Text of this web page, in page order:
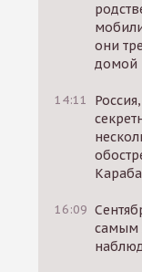
они
домой
14:11
16:09
самым